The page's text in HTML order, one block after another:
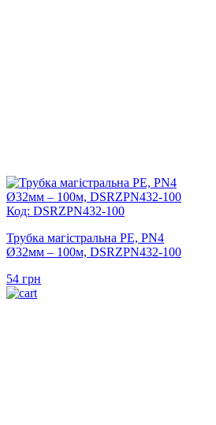
Код: DSRZPN432-100
Трубка магістральна PE, PN4
Ø32мм – 100м, DSRZPN432-100
54 грн